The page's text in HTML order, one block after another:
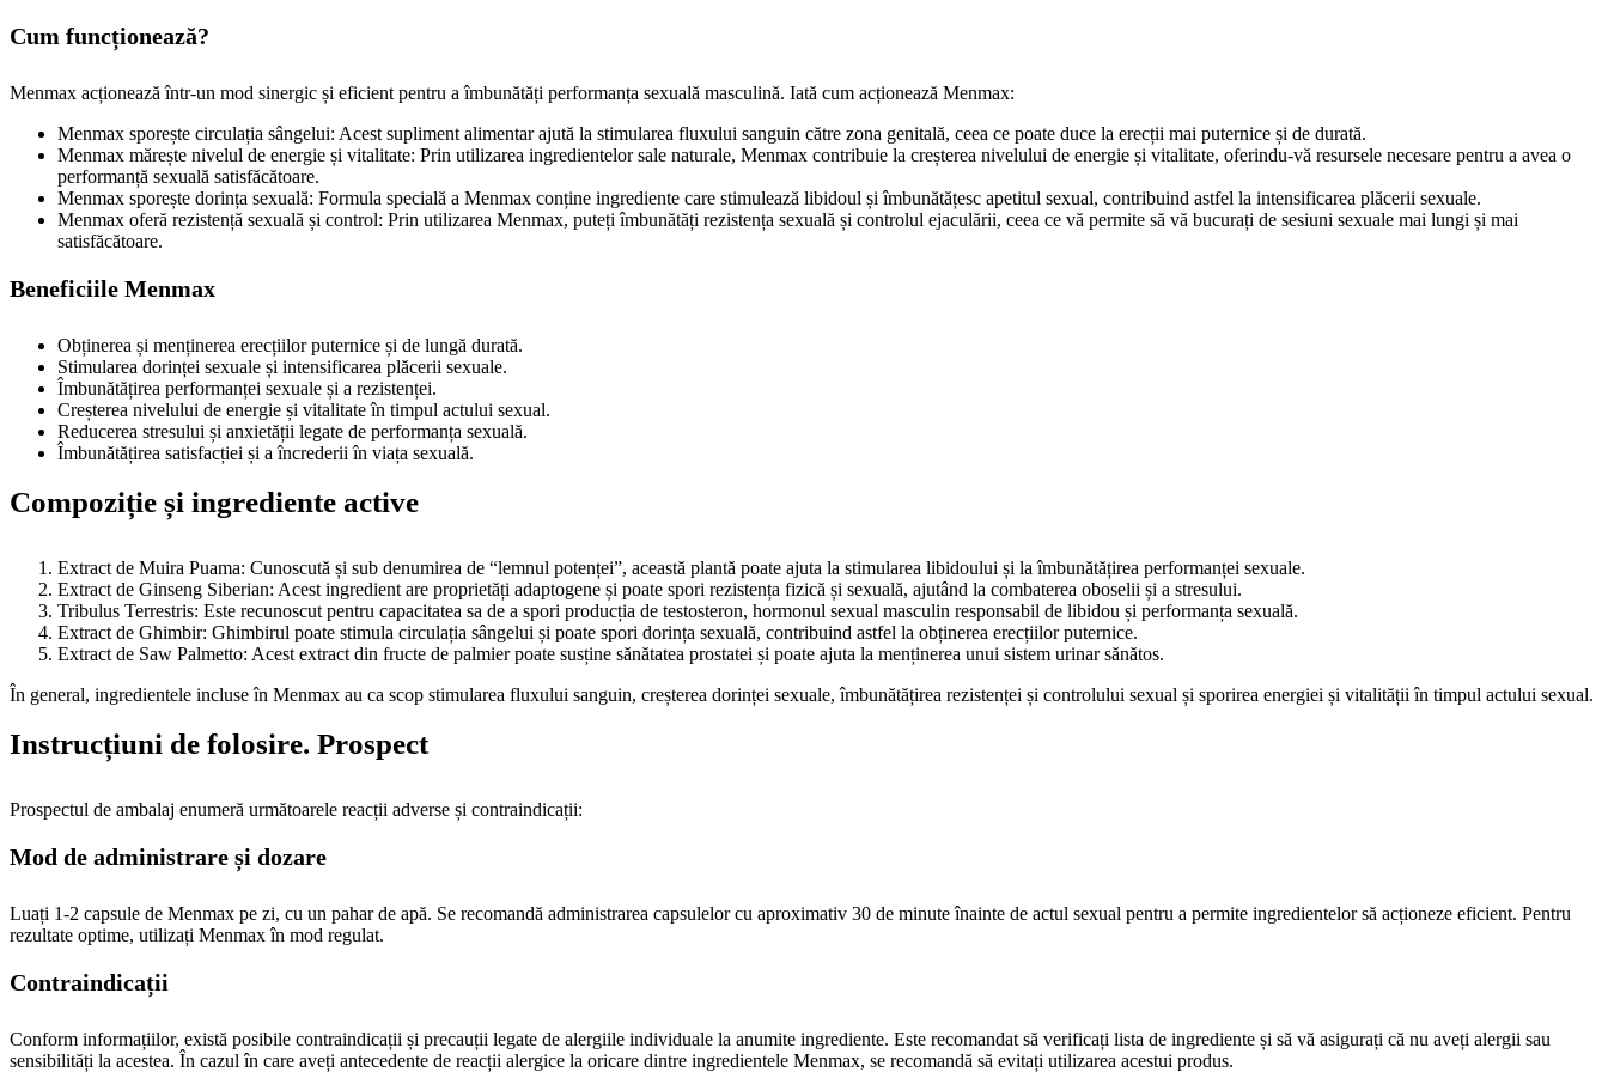
Cum funcționează?
Menmax acționează într-un mod sinergic și eficient pentru a îmbunătăți performanța sexuală masculină. Iată cum acționează Menmax:
Menmax sporește circulația sângelui: Acest supliment alimentar ajută la stimularea fluxului sanguin către zona genitală, ceea ce poate duce la erecții mai puternice și de durată.
Menmax mărește nivelul de energie și vitalitate: Prin utilizarea ingredientelor sale naturale, Menmax contribuie la creșterea nivelului de energie și vitalitate, oferindu-vă resursele necesare pentru a avea o
performanță sexuală satisfăcătoare.
Menmax sporește dorința sexuală: Formula specială a Menmax conține ingrediente care stimulează libidoul și îmbunătățesc apetitul sexual, contribuind astfel la intensificarea plăcerii sexuale.
Menmax oferă rezistență sexuală și control: Prin utilizarea Menmax, puteți îmbunătăți rezistența sexuală și controlul ejaculării, ceea ce vă permite să vă bucurați de sesiuni sexuale mai lungi și mai
satisfăcătoare.
Beneficiile Menmax
Obținerea și menținerea erecțiilor puternice și de lungă durată.
Stimularea dorinței sexuale și intensificarea plăcerii sexuale.
Îmbunătățirea performanței sexuale și a rezistenței.
Creșterea nivelului de energie și vitalitate în timpul actului sexual.
Reducerea stresului și anxietății legate de performanța sexuală.
Îmbunătățirea satisfacției și a încrederii în viața sexuală.
Compoziție și ingrediente active
Extract de Muira Puama: Cunoscută și sub denumirea de “lemnul potenței”, această plantă poate ajuta la stimularea libidoului și la îmbunătățirea performanței sexuale.
Extract de Ginseng Siberian: Acest ingredient are proprietăți adaptogene și poate spori rezistența fizică și sexuală, ajutând la combaterea oboselii și a stresului.
Tribulus Terrestris: Este recunoscut pentru capacitatea sa de a spori producția de testosteron, hormonul sexual masculin responsabil de libidou și performanța sexuală.
Extract de Ghimbir: Ghimbirul poate stimula circulația sângelui și poate spori dorința sexuală, contribuind astfel la obținerea erecțiilor puternice.
Extract de Saw Palmetto: Acest extract din fructe de palmier poate susține sănătatea prostatei și poate ajuta la menținerea unui sistem urinar sănătos.
În general, ingredientele incluse în Menmax au ca scop stimularea fluxului sanguin, creșterea dorinței sexuale, îmbunătățirea rezistenței și controlului sexual și sporirea energiei și vitalității în timpul actului sexual.
Instrucțiuni de folosire. Prospect
Prospectul de ambalaj enumeră următoarele reacții adverse și contraindicații:
Mod de administrare și dozare
Luați 1-2 capsule de Menmax pe zi, cu un pahar de apă. Se recomandă administrarea capsulelor cu aproximativ 30 de minute înainte de actul sexual pentru a permite ingredientelor să acționeze eficient. Pentru
rezultate optime, utilizați Menmax în mod regulat.
Contraindicații
Conform informațiilor, există posibile contraindicații și precauții legate de alergiile individuale la anumite ingrediente. Este recomandat să verificați lista de ingrediente și să vă asigurați că nu aveți alergii sau
sensibilități la acestea. În cazul în care aveți antecedente de reacții alergice la oricare dintre ingredientele Menmax, se recomandă să evitați utilizarea acestui produs.